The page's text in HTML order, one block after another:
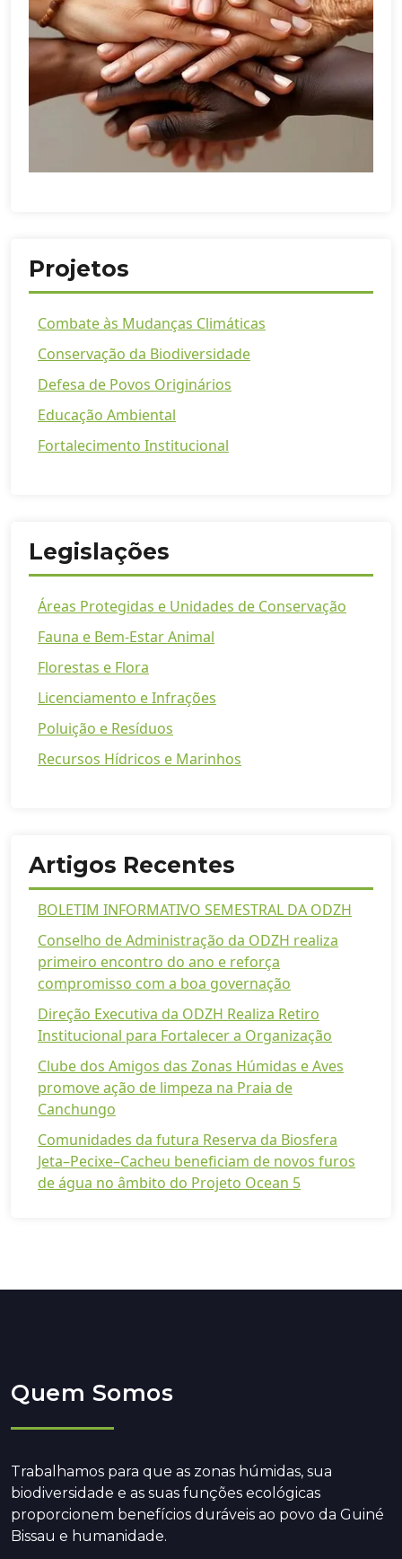
Projetos
Combate às Mudanças Climáticas
Conservação da Biodiversidade
Defesa de Povos Originários
Educação Ambiental
Fortalecimento Institucional
Legislações
Áreas Protegidas e Unidades de Conservação
Fauna e Bem-Estar Animal
Florestas e Flora
Licenciamento e Infrações
Poluição e Resíduos
Recursos Hídricos e Marinhos
Artigos Recentes
BOLETIM INFORMATIVO SEMESTRAL DA ODZH
Conselho de Administração da ODZH realiza
primeiro encontro do ano e reforça
compromisso com a boa governação
Direção Executiva da ODZH Realiza Retiro
Institucional para Fortalecer a Organização
Clube dos Amigos das Zonas Húmidas e Aves
promove ação de limpeza na Praia de
Canchungo
Comunidades da futura Reserva da Biosfera
Jeta–Pecixe–Cacheu beneficiam de novos furos
de água no âmbito do Projeto Ocean 5
Quem Somos
Trabalhamos para que as zonas húmidas, sua
biodiversidade e as suas funções ecológicas
proporcionem benefícios duráveis ao povo da Guiné
Bissau e humanidade.